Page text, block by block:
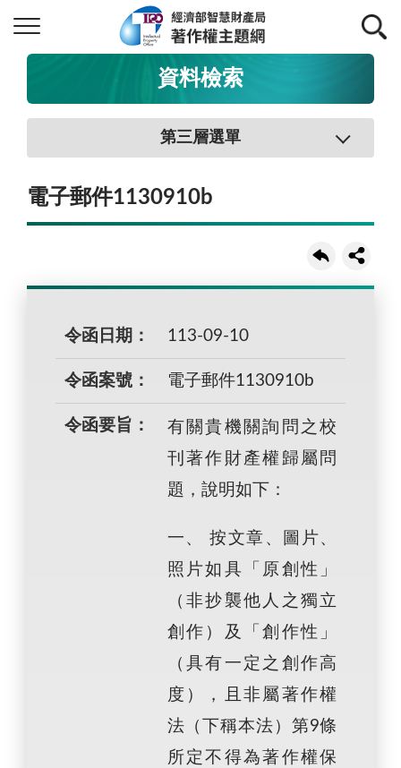
資料檢索
第三層選單
電子郵件1130910b
令函日期： 113-09-10
令函案號： 電子郵件1130910b
令函要旨：
有關貴機關詢問之校
刊著作財產權歸屬問
題，說明如下：
一、 按文章、圖片、
照片如具「原創性」
（非抄襲他人之獨立
創作）及「創作性」
（具有一定之創作高
度），且非屬著作權
法（下稱本法）第9條
所定不得為著作權保